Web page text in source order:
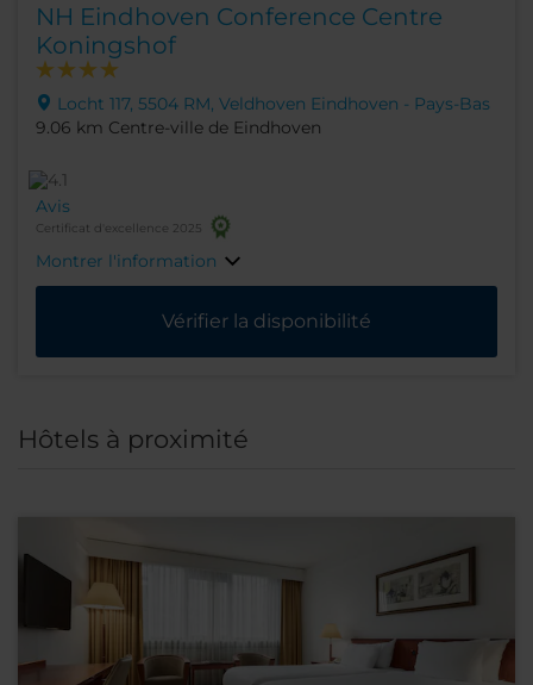
NH Eindhoven Conference Centre
Koningshof
Locht 117, 5504 RM, Veldhoven Eindhoven - Pays-Bas
9.06 km Centre-ville de Eindhoven
Avis
Certificat d'excellence 2025
Montrer l'information
Vérifier la disponibilité
Hôtels à proximité